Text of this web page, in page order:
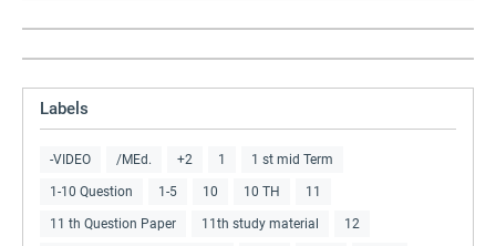
Labels
-VIDEO /MEd. +2 1 1 st mid Term
1-10 Question 1-5 10 10 TH 11
11 th Question Paper 11th study material 12